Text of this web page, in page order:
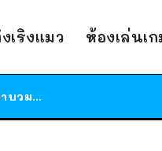
เริงแมว ห้องเล่นเก
ร้านอาหารในนิวยอร์กประกาศปิดตัวลง หลังอยู่มานานกว่า 45 ปี ติดป้ายขอบคุณลูกค้าทุกคน แถมสูตรทำไวท์ซอสให้แบบจัดเต็ม
ได้เวลาเด็กหนวดรวมตัว RF Online Next เปิดให้เล่นแล้ว เกม Sci-Fi MMORPG ระดับตำนาน เล่นได้ทั้งมือถือและ PC